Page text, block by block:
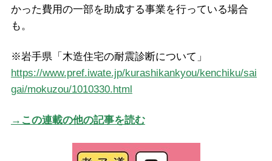
かった費用の一部を助成する事業を行っている場合
も。
※岩手県「木造住宅の耐震診断について」
https://www.pref.iwate.jp/kurashikankyou/kenchiku/sai
gai/mokuzou/1010330.html
→この連載の他の記事を読む